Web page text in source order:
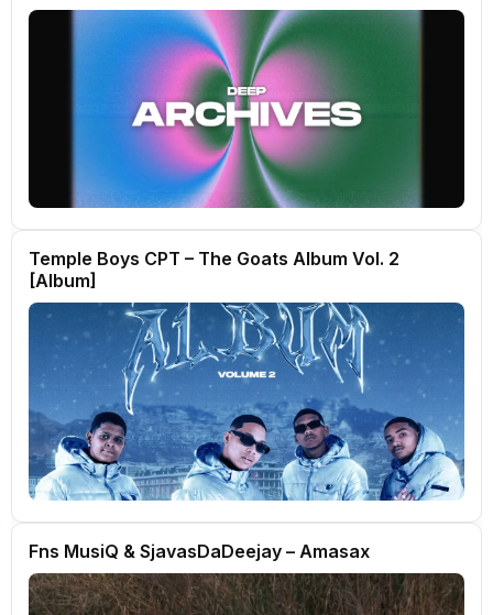
Temple Boys CPT – The Goats Album Vol. 2
[Album]
Fns MusiQ & SjavasDaDeejay – Amasax